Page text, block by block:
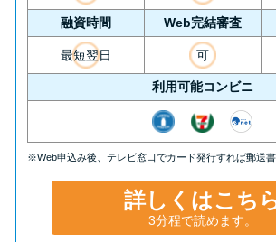
家賃払えないが強
たい…市役所に相
街金とは？絶対審
に悩む人へ街金を
い理由
質屋でお金を借り
融資時間 Web完結審査
最短翌日 可
利用可能コンビニ
※Web申込み後、テレビ窓口でカード発行すれば郵送
詳しくはこち
3分程で読めます。